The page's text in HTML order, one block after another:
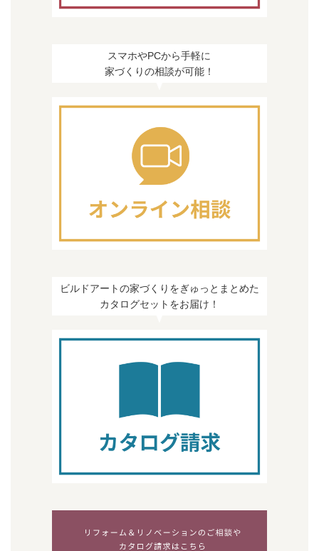
スマホやPCから手軽に
家づくりの相談が可能！
ビルドアートの家づくりをぎゅっとまとめた
カタログセットをお届け！